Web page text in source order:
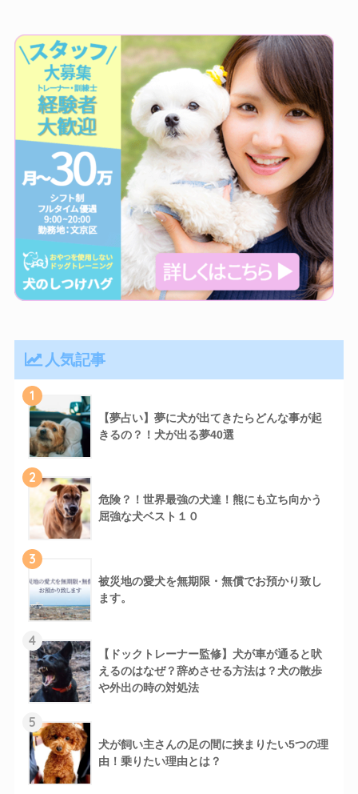
人気記事
1
【夢占い】夢に犬が出てきたらどんな事が起
きるの？！犬が出る夢40選
2
危険？！世界最強の犬達！熊にも立ち向かう
屈強な犬ベスト１０
3
被災地の愛犬を無期限・無償でお預かり致し
ます。
4
【ドックトレーナー監修】犬が車が通ると吠
えるのはなぜ？辞めさせる方法は？犬の散歩
や外出の時の対処法
5
犬が飼い主さんの足の間に挟まりたい5つの理
由！乗りたい理由とは？